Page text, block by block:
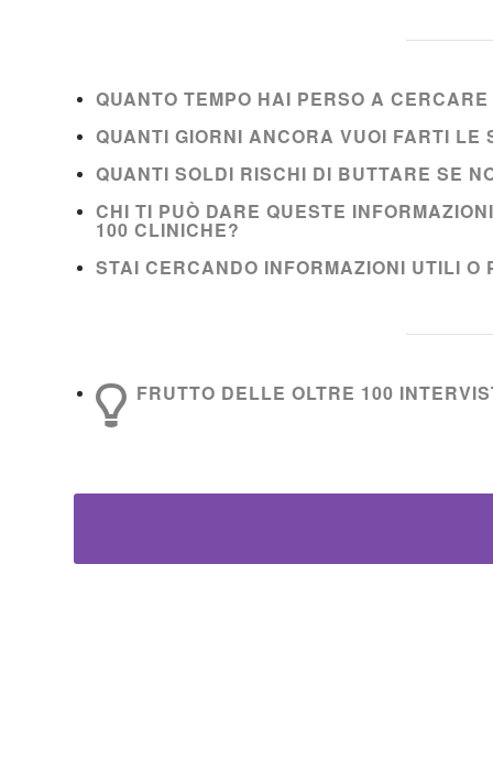
QUANTO TEMPO HAI PERSO A
QUANTI GIORNI ANCORA VUOI FARTI
QUANTI SOLDI RISCHI DI BUTTARE SE
CHI TI PUÒ DARE QUESTE
100 CLINICHE?
STAI CERCANDO INFORMAZIONI UTILI O
FRUTTO DELLE OLTRE 100